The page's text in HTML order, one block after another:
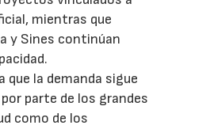
mientras que
y Sines continúan
que la demanda sigue
parte de los grandes
como de los